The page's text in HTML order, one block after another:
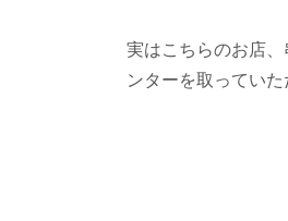
実はこちらのお店
ンターを取っていた